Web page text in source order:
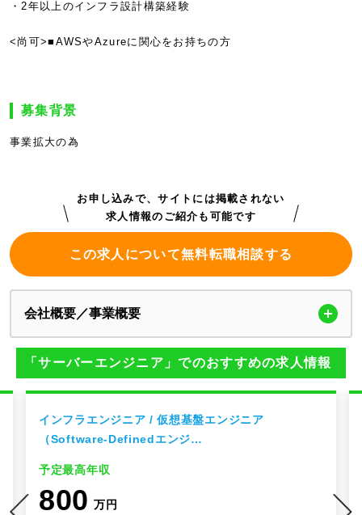
・2年以上のインフラ設計構築経験
<尚可>■AWSやAzureに関心をお持ちの方
募集背景
事業拡大の為
お申し込みで、サイトには掲載されない
求人情報のご紹介も可能です
この求人について無料転職相談する
会社概要／事業概要
「サーバーエンジニア」でのおすすめの求人情報
インフラエンジニア / 仮想基盤エンジニア
（Software-Definedエンジ…
予定最高年収
800 万円